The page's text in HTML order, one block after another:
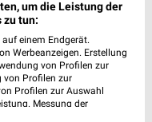
um die Leistung der
zu tun:
einem Endgerät.
Werbeanzeigen. Erstellung
von Profilen zur
von Profilen zur
Profilen zur Auswahl
Messung der